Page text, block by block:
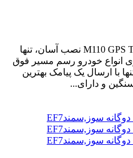
ردیاب فابریک دنا پلاس,M110 GPS TRACKER نصب آسان، تنها
انواع خودرو رسم مسیر فوق
با ارسال یک پیامک بهترین
و دارای...